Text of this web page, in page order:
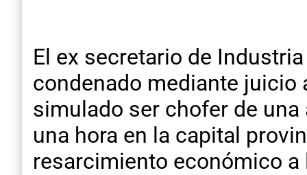
El ex secretario de
condenado mediante juicio
simulado ser chofer de
una hora en la capital
resarcimiento económico a